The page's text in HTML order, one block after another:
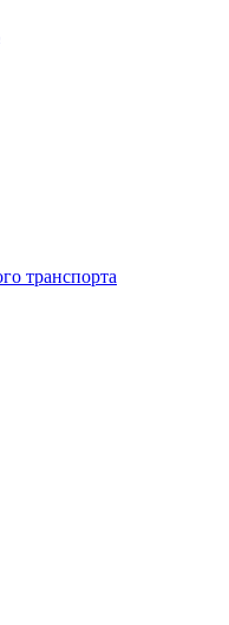
транспорта